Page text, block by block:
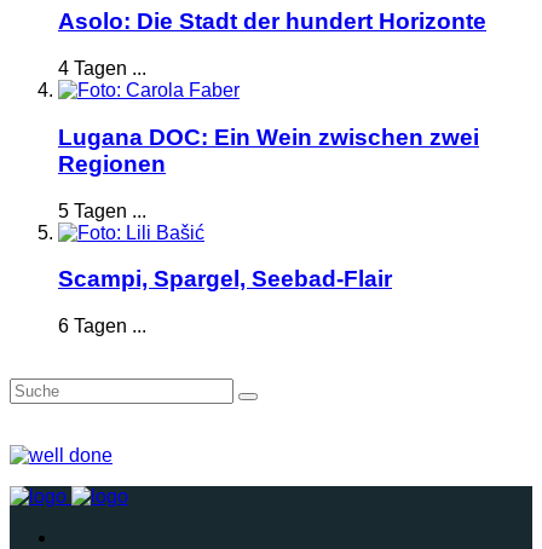
Asolo: Die Stadt der hundert Horizonte
4 Tagen ...
Lugana DOC: Ein Wein zwischen zwei
Regionen
5 Tagen ...
Scampi, Spargel, Seebad-Flair
6 Tagen ...